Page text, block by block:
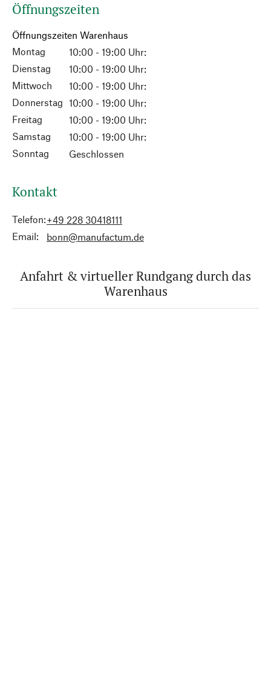
Öffnungszeiten
Öffnungszeiten Warenhaus
Montag
10:00 - 19:00 Uhr:
Dienstag
10:00 - 19:00 Uhr:
Mittwoch
10:00 - 19:00 Uhr:
Donnerstag 10:00 - 19:00 Uhr:
Freitag
10:00 - 19:00 Uhr:
Samstag
10:00 - 19:00 Uhr:
Sonntag
Geschlossen
Kontakt
Telefon:+49 228 30418111
Email:
bonn@manufactum.de
Anfahrt & virtueller Rundgang durch das
Warenhaus